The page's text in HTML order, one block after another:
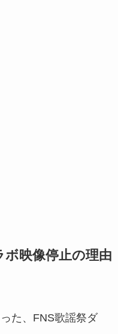
ボ映像停止の理由
た、FNS歌謡祭ダ